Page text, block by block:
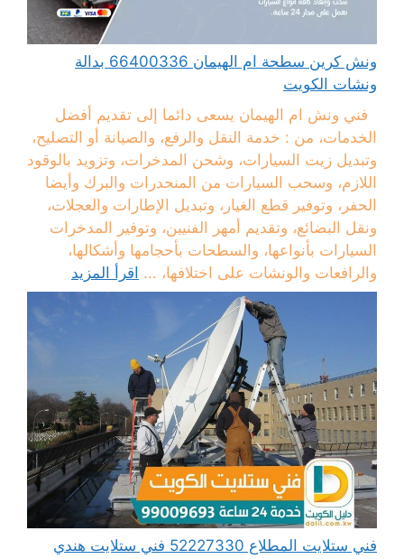
ونش كرين سطحة ام الهيمان 66400336 بدالة
ونشات الكويت
فني ونش ام الهيمان يسعى دائما إلى تقديم أفضل
الخدمات، من : خدمة النقل والرفع، والصيانة أو التصليح،
وتبديل زيت السيارات، وشحن المدخرات، وتزويد بالوقود
اللازم، وسحب السيارات من المنحدرات والبرك وأيضا
الحفر، وتوفير قطع الغيار، وتبديل الإطارات والعجلات،
ونقل البضائع، وتقديم أمهر الفنيين، وتوفير المدخرات
السيارات بأنواعها، والسطحات بأحجامها وأشكالها،
والرافعات والونشات على اختلافها، ... اقرأ المزيد
فني ستلايت المطلاع 52227330 فني ستلايت هندي